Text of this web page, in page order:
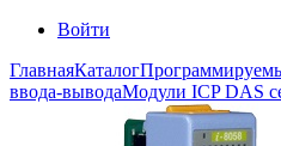
Войти
ГлавнаяКаталог
ввода-выводаМодули ICP DAS